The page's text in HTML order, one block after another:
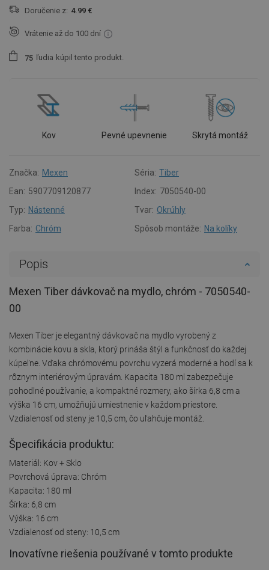
Doručenie z: 4.99 €
Vrátenie až do 100 dní
75 ľudia kúpil tento produkt.
Kov Pevné upevnenie Skrytá montáž
Značka: Mexen Séria: Tiber
Ean: 5907709120877 Index: 7050540-00
Typ: Nástenné Tvar: Okrúhly
Farba: Chróm Spôsob montáže: Na kolíky
Popis
Mexen Tiber dávkovač na mydlo, chróm - 7050540-
00
Mexen Tiber je elegantný dávkovač na mydlo vyrobený z
kombinácie kovu a skla, ktorý prináša štýl a funkčnosť do každej
kúpeľne. Vďaka chrómovému povrchu vyzerá moderné a hodí sa k
rôznym interiérovým úpravám. Kapacita 180 ml zabezpečuje
pohodlné používanie, a kompaktné rozmery, ako šírka 6,8 cm a
výška 16 cm, umožňujú umiestnenie v každom priestore.
Vzdialenosť od steny je 10,5 cm, čo uľahčuje montáž.
Špecifikácia produktu:
Materiál: Kov + Sklo
Povrchová úprava: Chróm
Kapacita: 180 ml
Šírka: 6,8 cm
Výška: 16 cm
Vzdialenosť od steny: 10,5 cm
Inovatívne riešenia používané v tomto produkte